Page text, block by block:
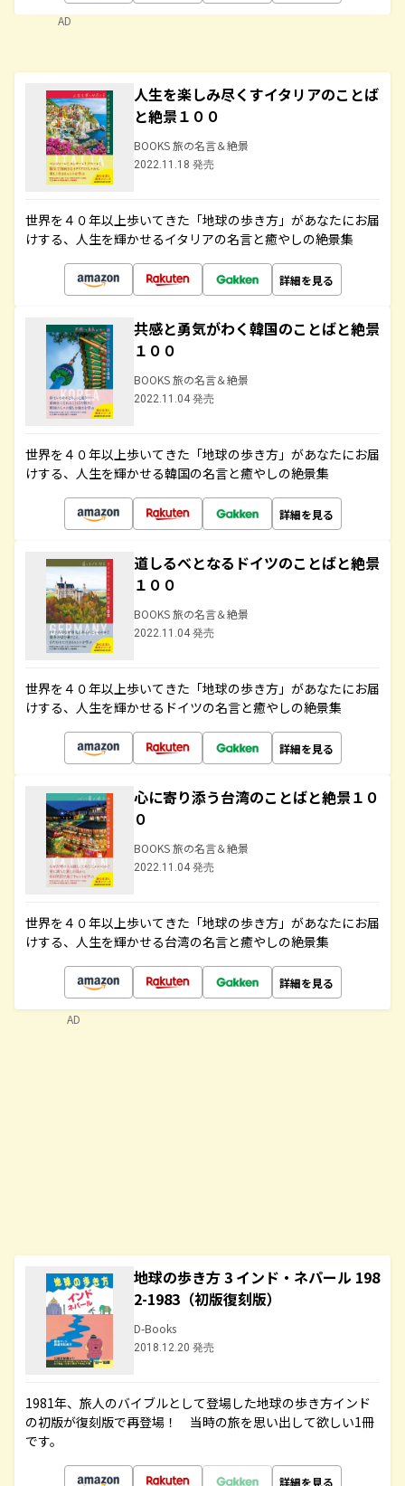
AD
人生を楽しみ尽くすイタリアのことば
と絶景１００
BOOKS 旅の名言＆絶景
2022.11.18 発売
世界を４０年以上歩いてきた「地球の歩き方」があなたにお届
けする、人生を輝かせるイタリアの名言と癒やしの絶景集
詳細を見る
共感と勇気がわく韓国のことばと絶景
１００
BOOKS 旅の名言＆絶景
2022.11.04 発売
世界を４０年以上歩いてきた「地球の歩き方」があなたにお届
けする、人生を輝かせる韓国の名言と癒やしの絶景集
詳細を見る
道しるべとなるドイツのことばと絶景
１００
BOOKS 旅の名言＆絶景
2022.11.04 発売
世界を４０年以上歩いてきた「地球の歩き方」があなたにお届
けする、人生を輝かせるドイツの名言と癒やしの絶景集
詳細を見る
心に寄り添う台湾のことばと絶景１０
０
BOOKS 旅の名言＆絶景
2022.11.04 発売
世界を４０年以上歩いてきた「地球の歩き方」があなたにお届
けする、人生を輝かせる台湾の名言と癒やしの絶景集
詳細を見る
地球の歩き方 3 インド・ネパール 198
2-1983（初版復刻版）
D-Books
2018.12.20 発売
1981年、旅人のバイブルとして登場した地球の歩き方インド
の初版が復刻版で再登場！ 当時の旅を思い出して欲しい1冊
です。
詳細を見る
AD